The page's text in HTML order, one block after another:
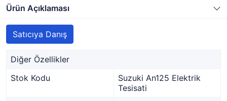
Ürün Açıklaması
Satıcıya Danış
Diğer Özellikler
Stok Kodu
Suzuki An125 Elektrik
Tesisati